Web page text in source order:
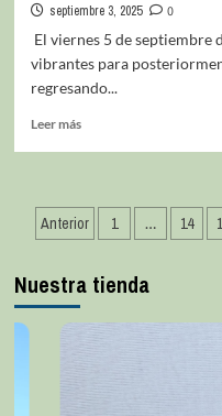
septiembre 3, 2025
0
El viernes 5 de septiembre
vibrantes para
regresando...
Leer más
Anterior 1 … 14
Nuestra tienda